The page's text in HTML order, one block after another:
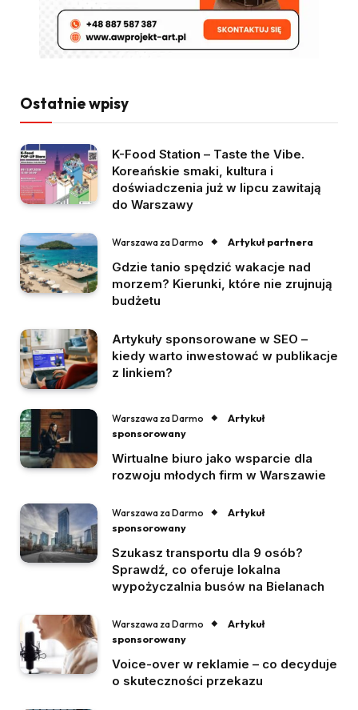
Ostatnie wpisy
K-Food Station – Taste the Vibe.
Koreańskie smaki, kultura i
doświadczenia już w lipcu zawitają
do Warszawy
Warszawa za Darmo Artykuł partnera
Gdzie tanio spędzić wakacje nad
morzem? Kierunki, które nie zrujnują
budżetu
Artykuły sponsorowane w SEO –
kiedy warto inwestować w publikacje
z linkiem?
Warszawa za Darmo
Artykuł
sponsorowany
Wirtualne biuro jako wsparcie dla
rozwoju młodych firm w Warszawie
Warszawa za Darmo
Artykuł
sponsorowany
Szukasz transportu dla 9 osób?
Sprawdź, co oferuje lokalna
wypożyczalnia busów na Bielanach
Warszawa za Darmo
Artykuł
sponsorowany
Voice-over w reklamie – co decyduje
o skuteczności przekazu